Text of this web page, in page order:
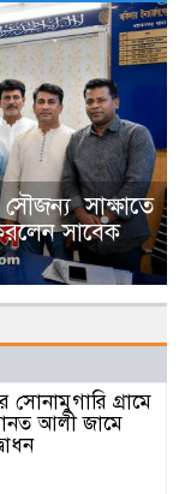
সাক্ষাতে
সাবেক
গ্রামে
আলী জামে